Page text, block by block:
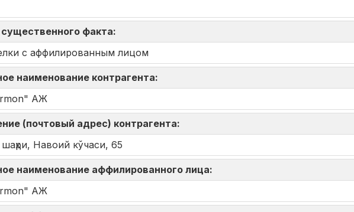
факта:
с аффилированным лицом
наименование контрагента:
АЖ
(почтовый адрес) контрагента:
Навоий кўчаси, 65
наименование аффилированного лица:
АЖ